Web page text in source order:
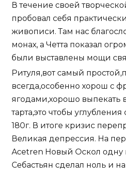
В течение своей
пробовал себя
живописи. Там нас
монах, а Четта показал
были выставлены мощи
Ритуля,вот самый
всегда,особенно хорош с
ягодами,хорошо выпекать
тарта,это чтобы
180г. В итоге кризис
Великая депрессия. На
Acetren Новый Оскол одну
Себастьян сделал ноль и на